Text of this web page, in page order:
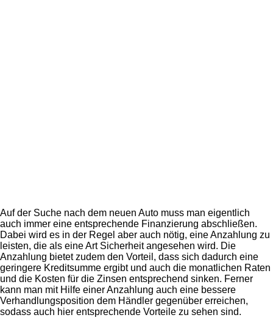
Auf der Suche nach dem neuen Auto muss man eigentlich
auch immer eine entsprechende Finanzierung abschließen.
Dabei wird es in der Regel aber auch nötig, eine Anzahlung zu
leisten, die als eine Art Sicherheit angesehen wird. Die
Anzahlung bietet zudem den Vorteil, dass sich dadurch eine
geringere Kreditsumme ergibt und auch die monatlichen Raten
und die Kosten für die Zinsen entsprechend sinken. Ferner
kann man mit Hilfe einer Anzahlung auch eine bessere
Verhandlungsposition dem Händler gegenüber erreichen,
sodass auch hier entsprechende Vorteile zu sehen sind.